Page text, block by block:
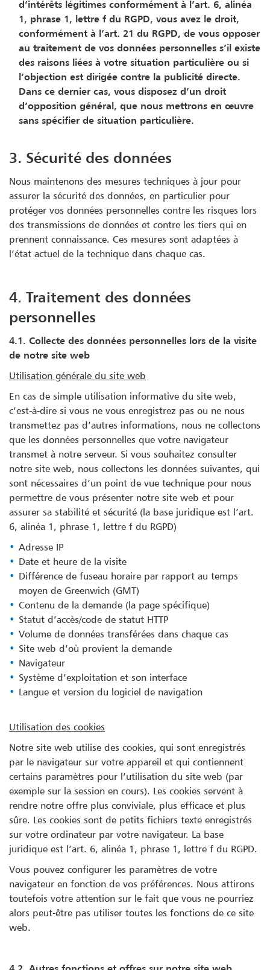
d’intérêts légitimes conformément à l’art. 6, alinéa
1, phrase 1, lettre f du RGPD, vous avez le droit,
conformément à l’art. 21 du RGPD, de vous opposer
au traitement de vos données personnelles s’il existe
des raisons liées à votre situation particulière ou si
l’objection est dirigée contre la publicité directe.
Dans ce dernier cas, vous disposez d’un droit
d’opposition général, que nous mettrons en œuvre
sans spécifier de situation particulière.
3. Sécurité des données
Nous maintenons des mesures techniques à jour pour
assurer la sécurité des données, en particulier pour
protéger vos données personnelles contre les risques lors
des transmissions de données et contre les tiers qui en
prennent connaissance. Ces mesures sont adaptées à
l’état actuel de la technique dans chaque cas.
4. Traitement des données
personnelles
4.1. Collecte des données personnelles lors de la visite
de notre site web
Utilisation générale du site web
En cas de simple utilisation informative du site web,
c’est-à-dire si vous ne vous enregistrez pas ou ne nous
transmettez pas d’autres informations, nous ne collectons
que les données personnelles que votre navigateur
transmet à notre serveur. Si vous souhaitez consulter
notre site web, nous collectons les données suivantes, qui
sont nécessaires d’un point de vue technique pour nous
permettre de vous présenter notre site web et pour
assurer sa stabilité et sécurité (la base juridique est l’art.
6, alinéa 1, phrase 1, lettre f du RGPD)
Adresse IP
Date et heure de la visite
Différence de fuseau horaire par rapport au temps
moyen de Greenwich (GMT)
Contenu de la demande (la page spécifique)
Statut d’accès/code de statut HTTP
Volume de données transférées dans chaque cas
Site web d’où provient la demande
Navigateur
Système d’exploitation et son interface
Langue et version du logiciel de navigation
Utilisation des cookies
Notre site web utilise des cookies, qui sont enregistrés
par le navigateur sur votre appareil et qui contiennent
certains paramètres pour l’utilisation du site web (par
exemple sur la session en cours). Les cookies servent à
rendre notre offre plus conviviale, plus efficace et plus
sûre. Les cookies sont de petits fichiers texte enregistrés
sur votre ordinateur par votre navigateur. La base
juridique est l’art. 6, alinéa 1, phrase 1, lettre f du RGPD.
Vous pouvez configurer les paramètres de votre
navigateur en fonction de vos préférences. Nous attirons
toutefois votre attention sur le fait que vous ne pourriez
alors peut-être pas utiliser toutes les fonctions de ce site
web.